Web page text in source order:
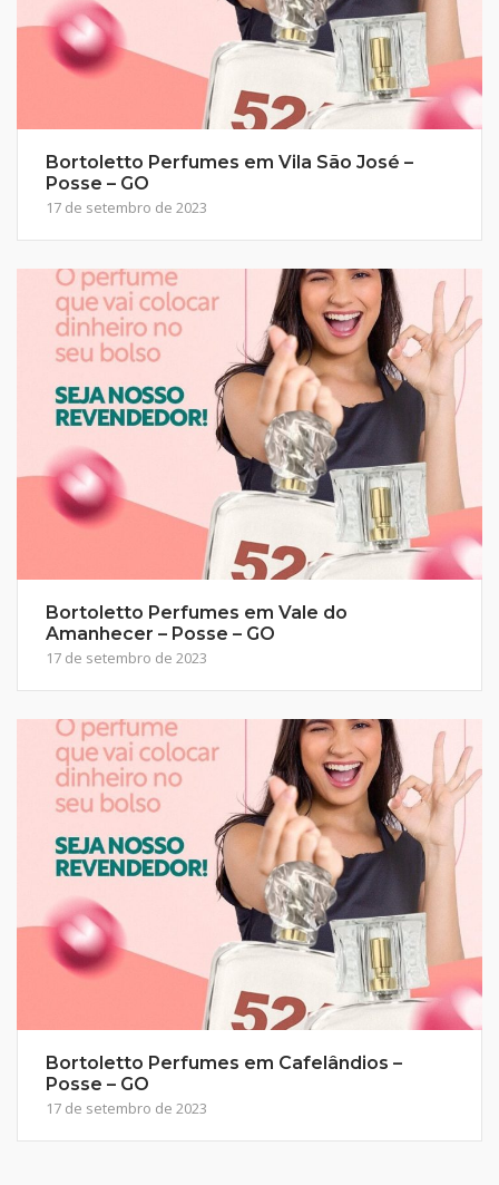
Bortoletto Perfumes em Vila São José –
Posse – GO
17 de setembro de 2023
Bortoletto Perfumes em Vale do
Amanhecer – Posse – GO
17 de setembro de 2023
Bortoletto Perfumes em Cafelândios –
Posse – GO
17 de setembro de 2023